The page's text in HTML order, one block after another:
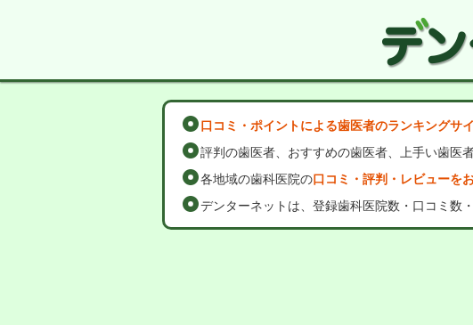
口コミ・ポイントによる歯医者のランキングサ
評判の歯医者、おすすめの歯医者、上手い歯医
各地域の歯科医院の口コミ・評判・レビューを
デンターネットは、登録歯科医院数・口コミ数